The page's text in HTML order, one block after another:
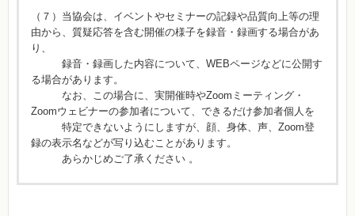
（７）当協会は、イベントやセミナーの記録や品質向上等の理
由から、質疑応答を含む開催の様子を録音・録画する場合があ
り、
録音・録画した内容について、WEBページなどに公開す
る場合があります。
なお、この場合に、実開催時やZoomミーティング・
Zoomウェビナーの参加者について、できるだけ参加者個人を
特定できないようにしますが、顔、身体、声、Zoom登
録の表示名などが写り込むことがあります。
あらかじめご了承ください 。